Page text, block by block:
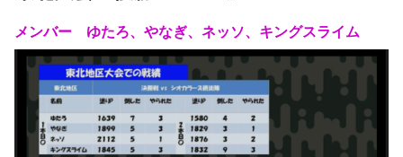
メンバー ゆたろ、やなぎ、ネッソ、キングスライム